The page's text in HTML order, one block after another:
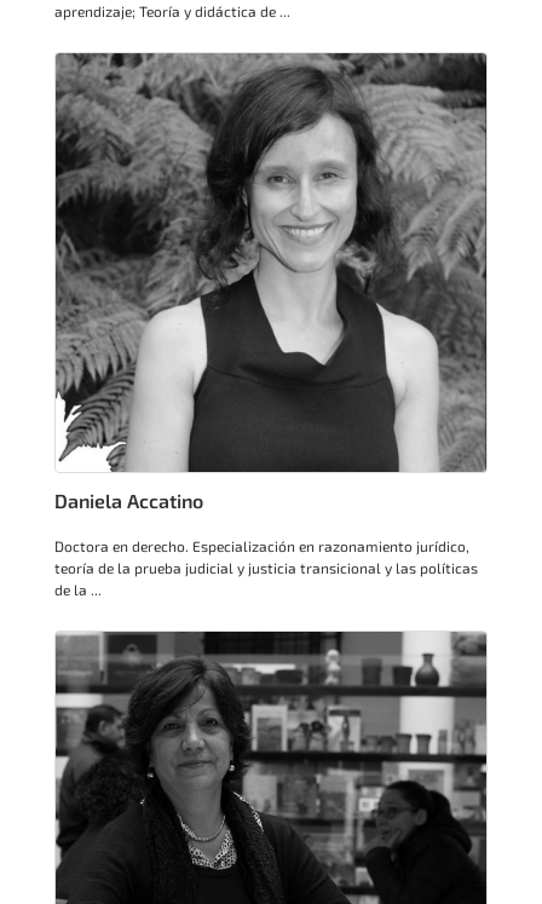
aprendizaje; Teoría y didáctica de ...
Daniela Accatino
Doctora en derecho. Especialización en razonamiento jurídico,
teoría de la prueba judicial y justicia transicional y las políticas
de la ...